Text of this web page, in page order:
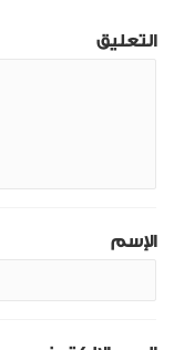
التعليق
الإسم